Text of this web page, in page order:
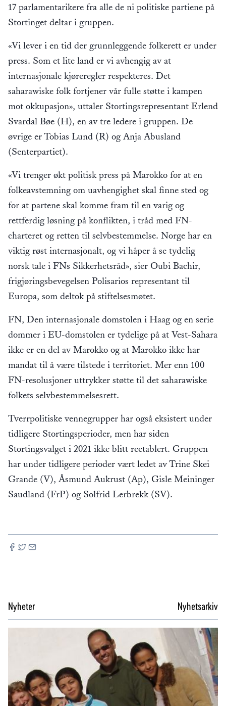
17 parlamentarikere fra alle de ni politiske partiene på
Stortinget deltar i gruppen.
«Vi lever i en tid der grunnleggende folkerett er under
press. Som et lite land er vi avhengig av at
internasjonale kjøreregler respekteres. Det
saharawiske folk fortjener vår fulle støtte i kampen
mot okkupasjon», uttaler Stortingsrepresentant Erlend
Svardal Bøe (H), en av tre ledere i gruppen. De
øvrige er Tobias Lund (R) og Anja Abusland
(Senterpartiet).
«Vi trenger økt politisk press på Marokko for at en
folkeavstemning om uavhengighet skal finne sted og
for at partene skal komme fram til en varig og
rettferdig løsning på konflikten, i tråd med FN-
charteret og retten til selvbestemmelse. Norge har en
viktig røst internasjonalt, og vi håper å se tydelig
norsk tale i FNs Sikkerhetsråd», sier Oubi Bachir,
frigjøringsbevegelsen Polisarios representant til
Europa, som deltok på stiftelsesmøtet.
FN, Den internasjonale domstolen i Haag og en serie
dommer i EU-domstolen er tydelige på at Vest-Sahara
ikke er en del av Marokko og at Marokko ikke har
mandat til å være tilstede i territoriet. Mer enn 100
FN-resolusjoner uttrykker støtte til det saharawiske
folkets selvbestemmelsesrett.
Tverrpolitiske vennegrupper har også eksistert under
tidligere Stortingsperioder, men har siden
Stortingsvalget i 2021 ikke blitt reetablert. Gruppen
har under tidligere perioder vært ledet av Trine Skei
Grande (V), Åsmund Aukrust (Ap), Gisle Meininger
Saudland (FrP) og Solfrid Lerbrekk (SV).
Nyheter Nyhetsarkiv